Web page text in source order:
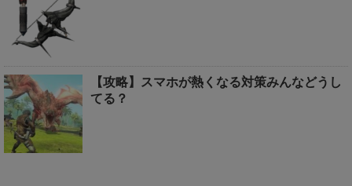
【攻略】スマホが熱くなる対策みんなどうし
てる？